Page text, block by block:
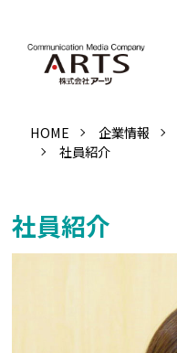
HOME 企業情報
社員紹介
社員紹介